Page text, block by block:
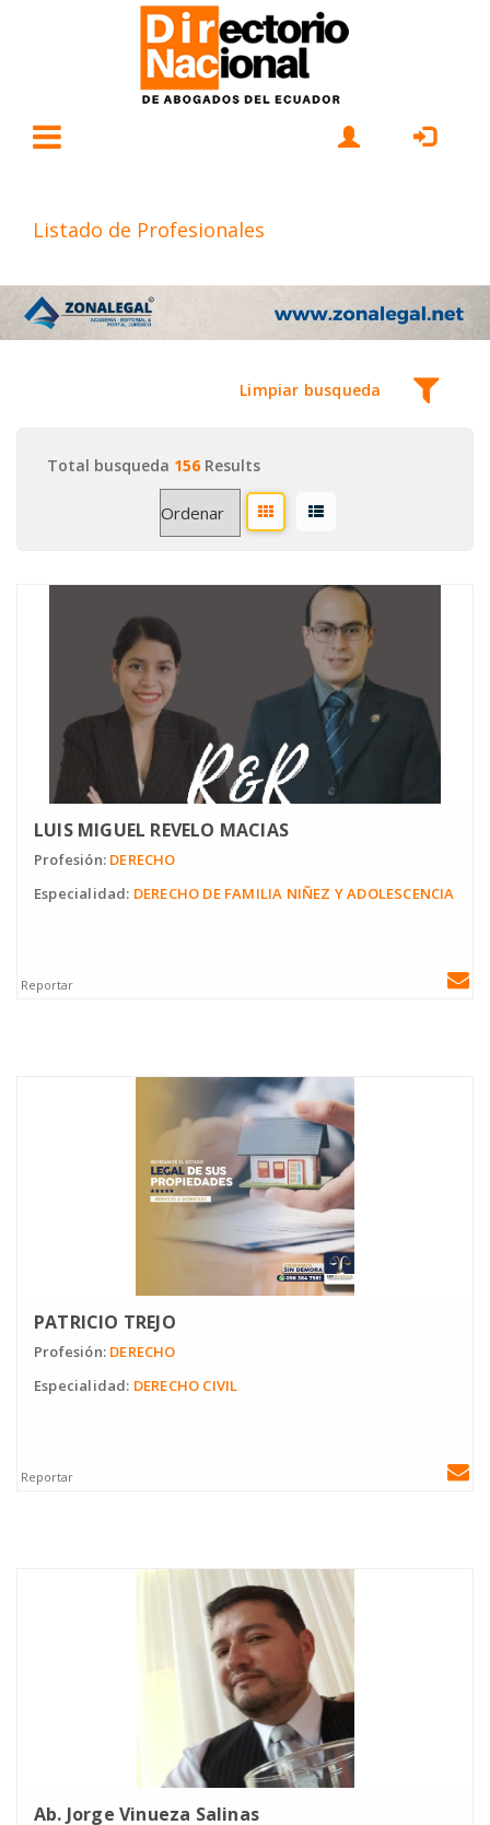
Listado de Profesionales
Limpiar busqueda
Total busqueda 156Results
LUIS MIGUEL REVELO MACIAS
Profesión: DERECHO
Especialidad: DERECHO DE FAMILIA NIÑEZ Y ADOLESCENCIA
Reportar
PATRICIO TREJO
Profesión: DERECHO
Especialidad: DERECHO CIVIL
Reportar
Ab. Jorge Vinueza Salinas